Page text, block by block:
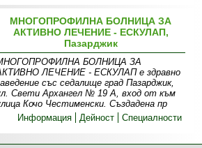
МНОГОПРОФИЛНА БОЛНИЦА ЗА
АКТИВНО ЛЕЧЕНИЕ - ЕСКУЛАП,
Пазарджик
БОЛНИЦА ЗА
ЛЕЧЕНИЕ - ЕСКУЛАП е здравно
със седалище град Пазарджик,
Свети Архангел № 19 А, вход от към
Кочо Честименски. Създадена пр
Информация
Дейност Специалности